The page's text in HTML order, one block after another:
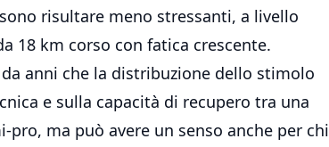
risultare meno stressanti, a livello
18 km corso con fatica crescente.
anni che la distribuzione dello stimolo
e sulla capacità di recupero tra una
pro, ma può avere un senso anche per chi